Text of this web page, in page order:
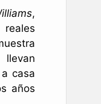
,
casa
años